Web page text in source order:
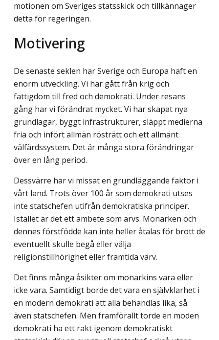
motionen om Sveriges statsskick och tillkännager
detta för regeringen.
Motivering
De senaste seklen har Sverige och Europa haft en
enorm utveckling. Vi har gått från krig och
fattigdom till fred och demokrati. Under resans
gång har vi förändrat mycket. Vi har skapat nya
grundlagar, byggt infrastrukturer, släppt medierna
fria och infört allmän rösträtt och ett allmänt
välfärdssystem. Det är många stora förändringar
över en lång period.
Dessvärre har vi missat en grundläggande faktor i
vårt land. Trots över 100 år som demokrati utses
inte statschefen utifrån demokratiska principer.
Istället är det ett ämbete som ärvs. Monarken och
dennes förstfödde kan inte heller åtalas för brott de
eventuellt skulle begå eller välja
religionstillhörighet eller framtida värv.
Det finns många åsikter om monarkins vara eller
icke vara. Samtidigt borde det vara en självklarhet i
en modern demokrati att alla behandlas lika, så
även statschefen. Men framförallt torde en moden
demokrati ha ett rakt igenom demokratiskt